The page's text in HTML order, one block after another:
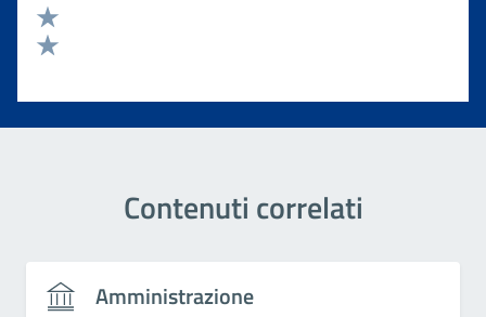
Valuta 3 stelle su 5
Valuta 2 stelle su 5
Contenuti correlati
Amministrazione